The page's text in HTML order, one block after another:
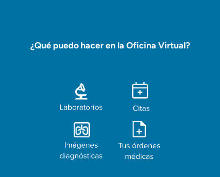
¿Qué puedo hacer en la Oficina Virtual?